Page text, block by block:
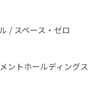
/ スペース・ゼロ
ントホールディングス